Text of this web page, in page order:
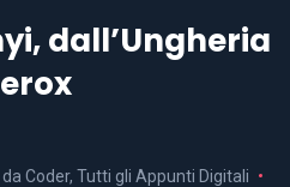
dall’Ungheria
Coder, Tutti gli Appunti Digitali